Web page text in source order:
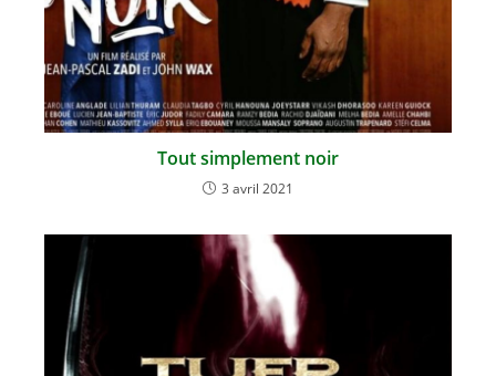
Tout simplement noir
3 avril 2021